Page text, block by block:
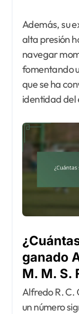
Además, su
alta presión
navegar
fomentando
que se ha
identidad del
ganado
M. M. S.
Alfredo R. C.
un número